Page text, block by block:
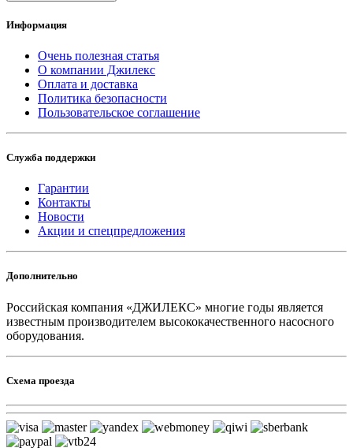
Информация
Очень полезная статья
О компании Джилекс
Оплата и доставка
Политика безопасности
Пользовательское соглашение
Служба поддержки
Гарантии
Контакты
Новости
Акции и спецпредложения
Дополнительно
Российская компания «ДЖИЛЕКС» многие годы является
известным производителем высококачественного насосного
оборудования.
Схема проезда